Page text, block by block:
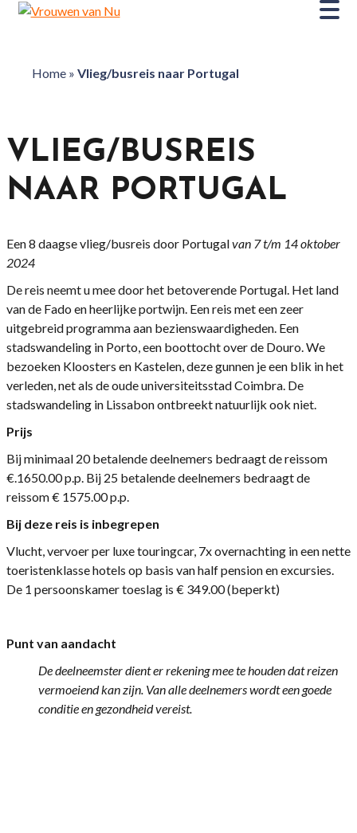
Home» Vlieg/busreis naar Portugal
VLIEG/BUSREIS
NAAR PORTUGAL
Een 8 daagse vlieg/busreis door Portugalvan 7 t/m 14 oktober
2024
De reis neemt u mee door het betoverende Portugal. Het land
van de Fado en heerlijke portwijn. Een reis met een zeer
uitgebreid programma aan bezienswaardigheden. Een
stadswandeling in Porto, een boottocht over de Douro. We
bezoeken Kloosters en Kastelen, deze gunnen je een blik in het
verleden, net als de oude universiteitsstad Coimbra. De
stadswandeling in Lissabon ontbreekt natuurlijk ook niet.
Prijs
Bij minimaal 20 betalende deelnemers bedraagt de reissom
€.1650.00 p.p. Bij 25 betalende deelnemers bedraagt de
reissom € 1575.00 p.p.
Bij deze reis is inbegrepen
Vlucht, vervoer per luxe touringcar, 7x overnachting in een nette
toeristenklasse hotels op basis van half pension en excursies.
De 1 persoonskamer toeslag is € 349.00 (beperkt)
Punt van aandacht
De deelneemster dient er rekening mee te houden dat reizen
vermoeiend kan zijn. Van alle deelnemers wordt een goede
conditie en gezondheid vereist.